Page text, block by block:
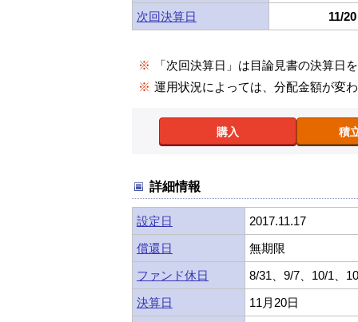
次回決算日
11/20
※
「次回決算日」は目論見書の決算日
※ 運用状況によっては、分配金額が変
購入 積
詳細情報
設定日
2017.11.17
償還日
無期限
ファンド休日
8/31、9/7、10/1、
決算日
11月20日